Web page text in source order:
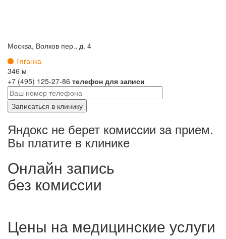
Москва, Волков пер., д. 4
Тяганка
346 м
+7 (495) 125-27-86 телефон для записи
Яндокс не берет комиссии за прием.
Вы платите в клинике
Онлайн запись
без комиссии
Цены на медицинские услуги